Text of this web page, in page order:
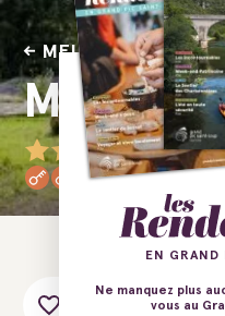
MEUBLÉS & GÎTES
Mas de
Ajouter au
EN
Ne manquez plus
vous au